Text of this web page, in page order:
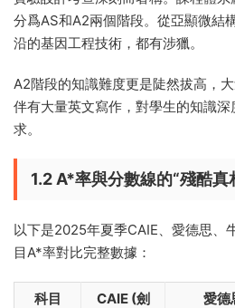
分爲AS和A2兩個階段。從亞顯微結
沿的基因工程技術，都有涉獵。
A2階段的知識難度更是陡然拔高，
伴有大量英文寫作，對學生的知識
求。
1.2 A*率與分數線的“殘酷真
以下是2025年夏季CAIE、愛德思、
目A*率對比完整數據：
科目
CAIE (劍
愛德